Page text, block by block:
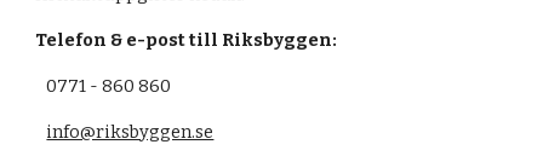
Telefon & e-post till Riksbyggen:
0771 - 860 860
info@riksbyggen.se